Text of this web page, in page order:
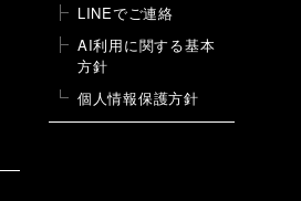
LINEでご連絡
AI利用に関する基本
方針
個人情報保護方針